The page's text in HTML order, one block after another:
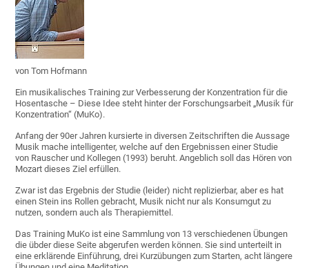
von Tom Hofmann
Ein musikalisches Training zur Verbesserung der Konzentration für die
Hosentasche – Diese Idee steht hinter der Forschungsarbeit „Musik für
Konzentration“ (MuKo).
Anfang der 90er Jahren kursierte in diversen Zeitschriften die Aussage
Musik mache intelligenter, welche auf den Ergebnissen einer Studie
von Rauscher und Kollegen (1993) beruht. Angeblich soll das Hören von
Mozart dieses Ziel erfüllen.
Zwar ist das Ergebnis der Studie (leider) nicht replizierbar, aber es hat
einen Stein ins Rollen gebracht, Musik nicht nur als Konsumgut zu
nutzen, sondern auch als Therapiemittel.
Das Training MuKo ist eine Sammlung von 13 verschiedenen Übungen
die übder diese Seite abgerufen werden können. Sie sind unterteilt in
eine erklärende Einführung, drei Kurzübungen zum Starten, acht längere